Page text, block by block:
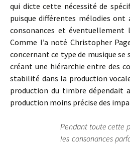
qui dicte cette nécessité de
puisque différentes mélodies
consonances et éventuellement
Comme l’a noté Christopher
concernant ce type de musique
créant une hiérarchie entre des
stabilité dans la production
production du timbre dépendait
production moins précise des
Pendant toute cette
les consonances